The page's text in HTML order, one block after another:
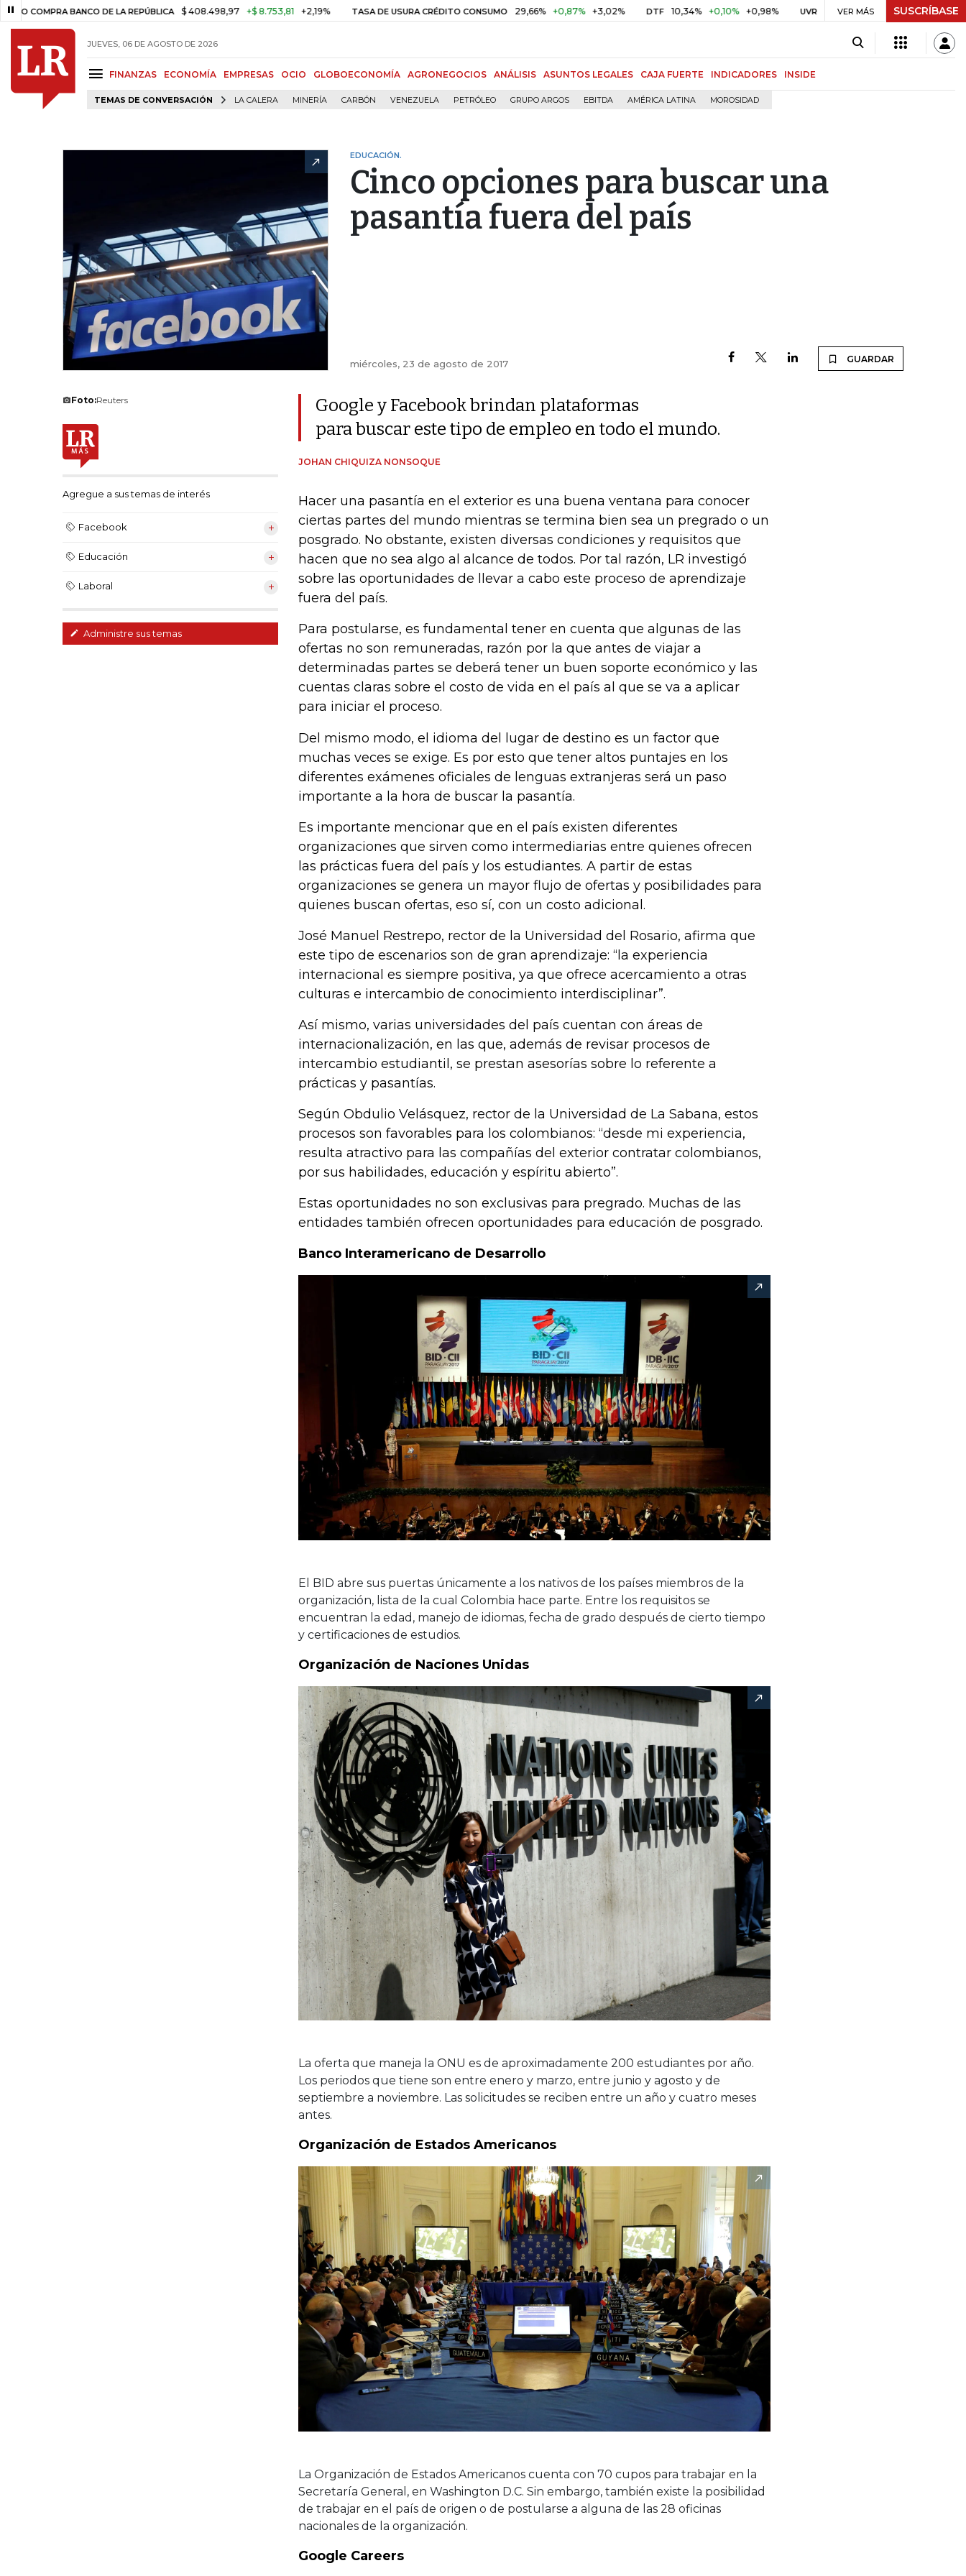
DE LA REPÚBLICA $ 408.498,97 +$ 8.753,81 +2,19% TASA DE USURA CRÉDITO CONSUMO 29,66% +0,87% +3,02% DTF 10,34% +0,10% +0,98% UVR $ 416,86 +$ 0,05 +0,01% BITCOIN US$
VER MÁS SUSCRÍBASE
JUEVES, 06 DE AGOSTO DE 2026
FINANZAS ECONOMÍA EMPRESAS OCIO GLOBOECONOMÍA AGRONEGOCIOS ANÁLISIS ASUNTOS LEGALES CAJA FUERTE INDICADORES INSIDE
TEMAS DE CONVERSACIÓN LA CALERA MINERÍA CARBÓN VENEZUELA PETRÓLEO GRUPO ARGOS EBITDA AMÉRICA LATINA MOROSIDAD
EDUCACIÓN.
Cinco opciones para buscar una
pasantía fuera del país
miércoles, 23 de agosto de 2017 GUARDAR
Foto:Reuters
Agregue a sus temas de interés
Facebook
Educación
Laboral
Administre sus temas
Google y Facebook brindan plataformas
para buscar este tipo de empleo en todo el mundo.
JOHAN CHIQUIZA NONSOQUE
Hacer una pasantía en el exterior es una buena ventana para conocer
ciertas partes del mundo mientras se termina bien sea un pregrado o un
posgrado. No obstante, existen diversas condiciones y requisitos que
hacen que no sea algo al alcance de todos. Por tal razón, LR investigó
sobre las oportunidades de llevar a cabo este proceso de aprendizaje
fuera del país.
Para postularse, es fundamental tener en cuenta que algunas de las
ofertas no son remuneradas, razón por la que antes de viajar a
determinadas partes se deberá tener un buen soporte económico y las
cuentas claras sobre el costo de vida en el país al que se va a aplicar
para iniciar el proceso.
Del mismo modo, el idioma del lugar de destino es un factor que
muchas veces se exige. Es por esto que tener altos puntajes en los
diferentes exámenes oficiales de lenguas extranjeras será un paso
importante a la hora de buscar la pasantía.
Es importante mencionar que en el país existen diferentes
organizaciones que sirven como intermediarias entre quienes ofrecen
las prácticas fuera del país y los estudiantes. A partir de estas
organizaciones se genera un mayor flujo de ofertas y posibilidades para
quienes buscan ofertas, eso sí, con un costo adicional.
José Manuel Restrepo, rector de la Universidad del Rosario, afirma que
este tipo de escenarios son de gran aprendizaje: “la experiencia
internacional es siempre positiva, ya que ofrece acercamiento a otras
culturas e intercambio de conocimiento interdisciplinar”.
Así mismo, varias universidades del país cuentan con áreas de
internacionalización, en las que, además de revisar procesos de
intercambio estudiantil, se prestan asesorías sobre lo referente a
prácticas y pasantías.
Según Obdulio Velásquez, rector de la Universidad de La Sabana, estos
procesos son favorables para los colombianos: “desde mi experiencia,
resulta atractivo para las compañías del exterior contratar colombianos,
por sus habilidades, educación y espíritu abierto”.
Estas oportunidades no son exclusivas para pregrado. Muchas de las
entidades también ofrecen oportunidades para educación de posgrado.
Banco Interamericano de Desarrollo
El BID abre sus puertas únicamente a los nativos de los países miembros de la
organización, lista de la cual Colombia hace parte. Entre los requisitos se
encuentran la edad, manejo de idiomas, fecha de grado después de cierto tiempo
y certificaciones de estudios.
Organización de Naciones Unidas
La oferta que maneja la ONU es de aproximadamente 200 estudiantes por año.
Los periodos que tiene son entre enero y marzo, entre junio y agosto y de
septiembre a noviembre. Las solicitudes se reciben entre un año y cuatro meses
antes.
Organización de Estados Americanos
La Organización de Estados Americanos cuenta con 70 cupos para trabajar en la
Secretaría General, en Washington D.C. Sin embargo, también existe la posibilidad
de trabajar en el país de origen o de postularse a alguna de las 28 oficinas
nacionales de la organización.
Google Careers